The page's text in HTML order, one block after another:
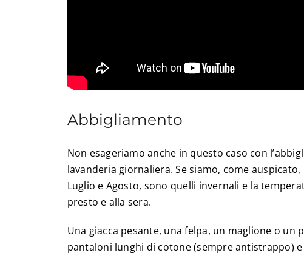
Abbigliamento
Non esageriamo anche in questo caso con
lavanderia giornaliera. Se siamo, come auspicato,
Luglio e Agosto, sono quelli invernali e la
presto e alla sera.
Una giacca pesante, una felpa, un maglione o
pantaloni lunghi di cotone (sempre antistrappo)